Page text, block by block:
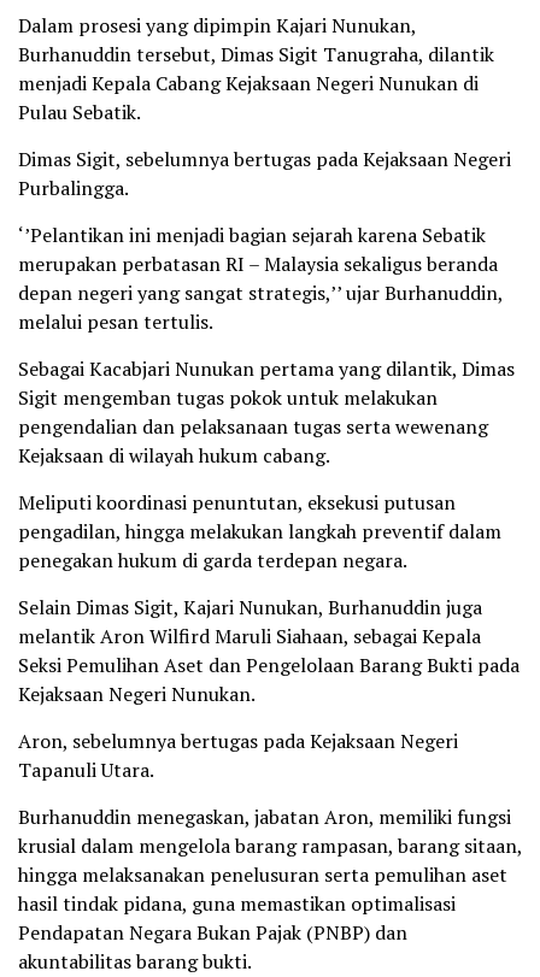
Dalam prosesi yang dipimpin Kajari Nunukan,
Burhanuddin tersebut, Dimas Sigit Tanugraha, dilantik
menjadi Kepala Cabang Kejaksaan Negeri Nunukan di
Pulau Sebatik.
Dimas Sigit, sebelumnya bertugas pada Kejaksaan Negeri
Purbalingga.
‘’Pelantikan ini menjadi bagian sejarah karena Sebatik
merupakan perbatasan RI – Malaysia sekaligus beranda
depan negeri yang sangat strategis,’’ ujar Burhanuddin,
melalui pesan tertulis.
Sebagai Kacabjari Nunukan pertama yang dilantik, Dimas
Sigit mengemban tugas pokok untuk melakukan
pengendalian dan pelaksanaan tugas serta wewenang
Kejaksaan di wilayah hukum cabang.
Meliputi koordinasi penuntutan, eksekusi putusan
pengadilan, hingga melakukan langkah preventif dalam
penegakan hukum di garda terdepan negara.
Selain Dimas Sigit, Kajari Nunukan, Burhanuddin juga
melantik Aron Wilfird Maruli Siahaan, sebagai Kepala
Seksi Pemulihan Aset dan Pengelolaan Barang Bukti pada
Kejaksaan Negeri Nunukan.
Aron, sebelumnya bertugas pada Kejaksaan Negeri
Tapanuli Utara.
Burhanuddin menegaskan, jabatan Aron, memiliki fungsi
krusial dalam mengelola barang rampasan, barang sitaan,
hingga melaksanakan penelusuran serta pemulihan aset
hasil tindak pidana, guna memastikan optimalisasi
Pendapatan Negara Bukan Pajak (PNBP) dan
akuntabilitas barang bukti.